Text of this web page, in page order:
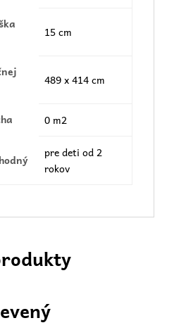
15 cm
489 x 414 cm
0 m2
pre deti od 2
rokov